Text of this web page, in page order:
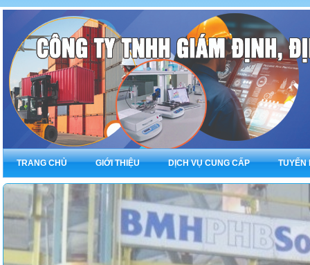
TRANG CHỦ GIỚI THIỆU DỊCH VỤ CUNG CẤP TUYỂN